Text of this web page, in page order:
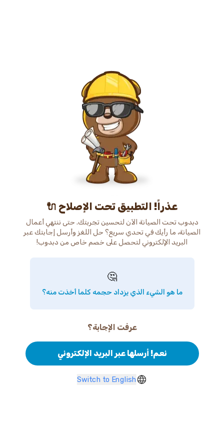
عذراً! التطبيق تحت الإصلاح 🔌
دبدوب تحت الصيانة الآن لتحسين تجربتك. حتى ننتهي أعمال
الصيانة، ما رأيك في تحدي سريع؟ حل اللغز وأرسل إجابتك عبر
البريد الإلكتروني لتحصل على خصم خاص من دبدوب!
🤔
ما هو الشيء الذي يزداد حجمه كلما أخذت منه؟
عرفت الإجابة؟
نعم! أرسلها عبر البريد الإلكتروني
Switch to English